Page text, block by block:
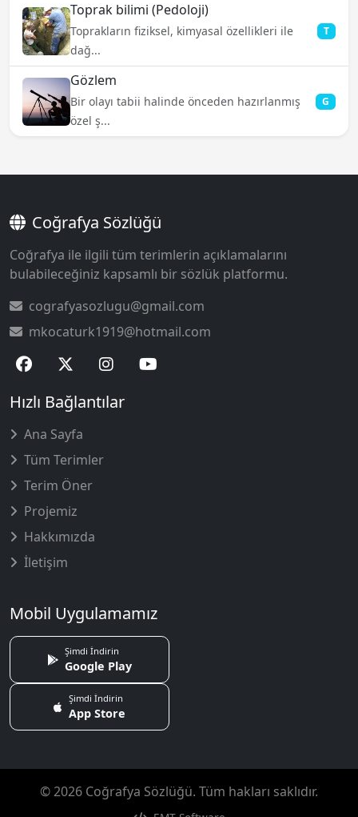
Toprak bilimi (Pedoloji)
Toprakların fiziksel, kimyasal özellikleri ile
dağ...
T
Gözlem
Bir olayı tabii halinde önceden hazırlanmış
özel ş...
G
Coğrafya Sözlüğü
Coğrafya ile ilgili tüm terimlerin açıklamalarını
bulabileceğiniz kapsamlı bir sözlük platformu.
cografyasozlugu@gmail.com
mkocaturk1919@hotmail.com
Hızlı Bağlantılar
Ana Sayfa
Tüm Terimler
Terim Öner
Projemiz
Hakkımızda
İletişim
Mobil Uygulamamız
Şimdi İndirin
Google Play
Şimdi İndirin
App Store
© 2026 Coğrafya Sözlüğü. Tüm hakları saklıdır.